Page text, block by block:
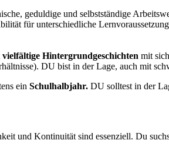
geduldige und selbstständige
für unterschiedliche
vielfältige Hintergrundgeschichten mit
DU bist in der Lage, auch mit
ein Schulhalbjahr. DU solltest in der
und Kontinuität sind essenziell. Du